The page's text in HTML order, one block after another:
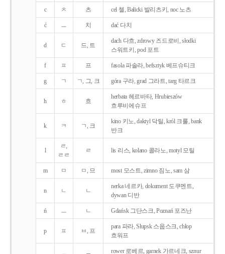
c ㅊ 츠 cel 첼, Balicki 발리츠키, noc 노츠
ć ㅡ 치 dać 다치
d ㄷ 드, 트
dach 다흐, zdrowy 즈드로비, słodki
스워트키, pod 포트
f ㅍ 프 fasola 파솔라, befsztyk 베프슈티크
g ㄱ ㄱ, 그, 크 góra 구라, grad 그라트, targ 타르크
h ㅎ 흐
herbata 헤르바타, Hrubieszów
흐루비에슈프
k ㅋ ㄱ, 크
kino 키노, daktyl 닥틸, król 크룰, bank
반크
l
ㄹ,
ㄹㄹ
ㄹ lis 리스, kolano 콜라노, motyl 모틸
m ㅁ ㅁ, 므 most 모스트, zimno 짐노, sam 삼
n ㄴ ㄴ
nerka 네르카, dokument 도쿠멘트,
dywan 디반
ń ㅡ ㄴ Gdańsk 그단스크, Poznań 포즈난
p ㅍ ㅂ, 프
para 파라, Słupsk 스웁스크, chłop
흐워프
rower 로베르, garnek 가르네크, sznur